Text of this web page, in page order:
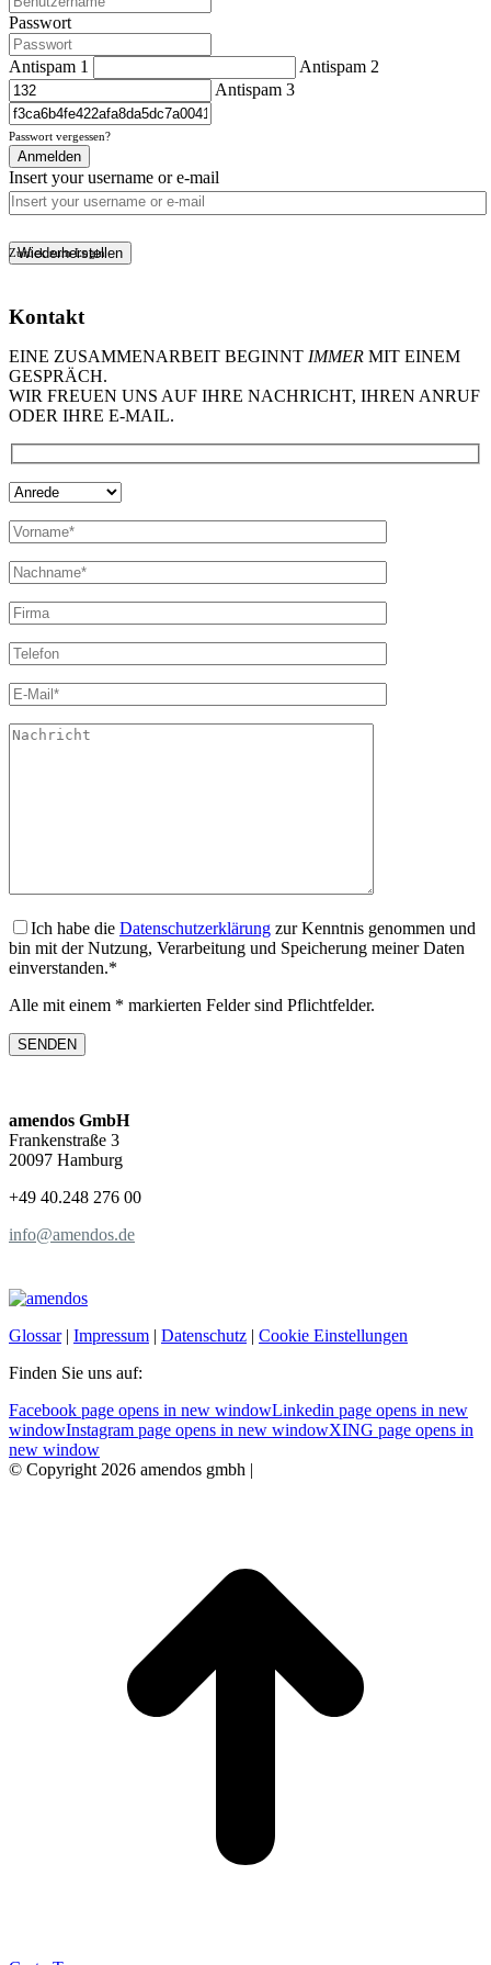
Passwort
Antispam 1
Antispam 2
Antispam 3
Passwort vergessen?
Anmelden
Insert your username or e-mail
Zurück zum Login
Wiederherstellen
Kontakt
EINE ZUSAMMENARBEIT BEGINNT IMMER MIT EINEM
GESPRÄCH.
WIR FREUEN UNS AUF IHRE NACHRICHT, IHREN ANRUF
ODER IHRE E-MAIL.
Ich habe die Datenschutzerklärung zur Kenntnis genommen und
bin mit der Nutzung, Verarbeitung und Speicherung meiner Daten
einverstanden.*
Alle mit einem * markierten Felder sind Pflichtfelder.
amendos GmbH
Frankenstraße 3
20097 Hamburg
+49 40.248 276 00
info@amendos.de
Glossar| Impressum | Datenschutz | Cookie Einstellungen
Finden Sie uns auf:
Facebook page opens in new windowLinkedin page opens in new
windowInstagram page opens in new windowXING page opens in
new window
© Copyright 2026 amendos gmbh |